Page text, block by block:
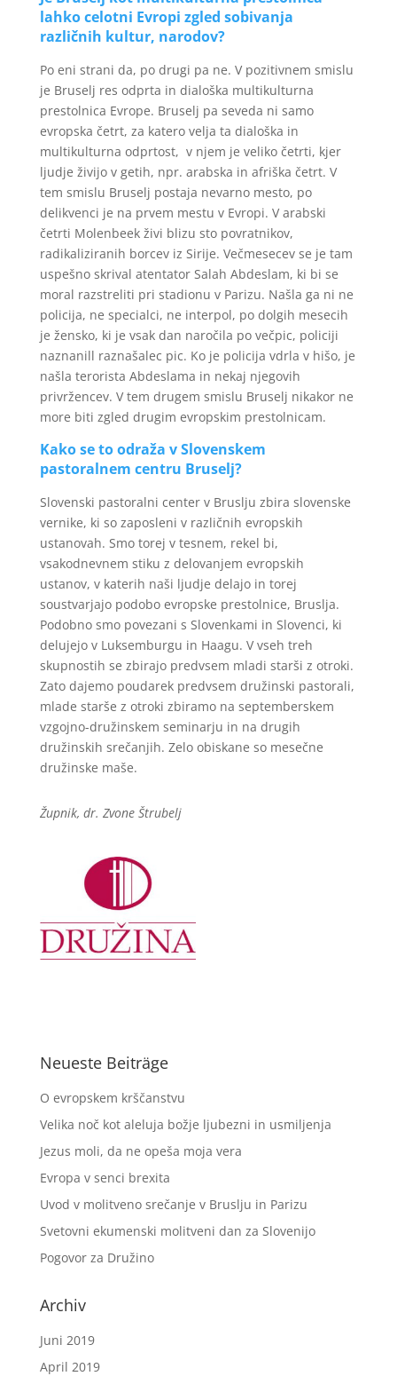
lahko celotni Evropi zgled sobivanja
različnih kultur, narodov?
Po eni strani da, po drugi pa ne. V pozitivnem smislu
je Bruselj res odprta in dialoška multikulturna
prestolnica Evrope. Bruselj pa seveda ni samo
evropska četrt, za katero velja ta dialoška in
multikulturna odprtost, v njem je veliko četrti, kjer
ljudje živijo v getih, npr. arabska in afriška četrt. V
tem smislu Bruselj postaja nevarno mesto, po
delikvenci je na prvem mestu v Evropi. V arabski
četrti Molenbeek živi blizu sto povratnikov,
radikaliziranih borcev iz Sirije. Večmesecev se je tam
uspešno skrival atentator Salah Abdeslam, ki bi se
moral razstreliti pri stadionu v Parizu. Našla ga ni ne
policija, ne specialci, ne interpol, po dolgih mesecih
je žensko, ki je vsak dan naročila po večpic, policiji
naznanill raznašalec pic. Ko je policija vdrla v hišo, je
našla terorista Abdeslama in nekaj njegovih
privržencev. V tem drugem smislu Bruselj nikakor ne
more biti zgled drugim evropskim prestolnicam.
Kako se to odraža v Slovenskem
pastoralnem centru Bruselj?
Slovenski pastoralni center v Bruslju zbira slovenske
vernike, ki so zaposleni v različnih evropskih
ustanovah. Smo torej v tesnem, rekel bi,
vsakodnevnem stiku z delovanjem evropskih
ustanov, v katerih naši ljudje delajo in torej
soustvarjajo podobo evropske prestolnice, Bruslja.
Podobno smo povezani s Slovenkami in Slovenci, ki
delujejo v Luksemburgu in Haagu. V vseh treh
skupnostih se zbirajo predvsem mladi starši z otroki.
Zato dajemo poudarek predvsem družinski pastorali,
mlade starše z otroki zbiramo na septemberskem
vzgojno-družinskem seminarju in na drugih
družinskih srečanjih. Zelo obiskane so mesečne
družinske maše.
Župnik, dr. Zvone Štrubelj
Neueste Beiträge
O evropskem krščanstvu
Velika noč kot aleluja božje ljubezni in usmiljenja
Jezus moli, da ne opeša moja vera
Evropa v senci brexita
Uvod v molitveno srečanje v Bruslju in Parizu
Svetovni ekumenski molitveni dan za Slovenijo
Pogovor za Družino
Archiv
Juni 2019
April 2019